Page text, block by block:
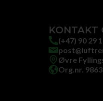
KONTAKT
(+47) 90 29
Øvre
Org.nr.